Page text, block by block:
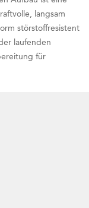
langsam
störstoffresistent
laufenden
für